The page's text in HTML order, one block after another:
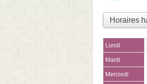
Lundi
Mardi
Mercredi